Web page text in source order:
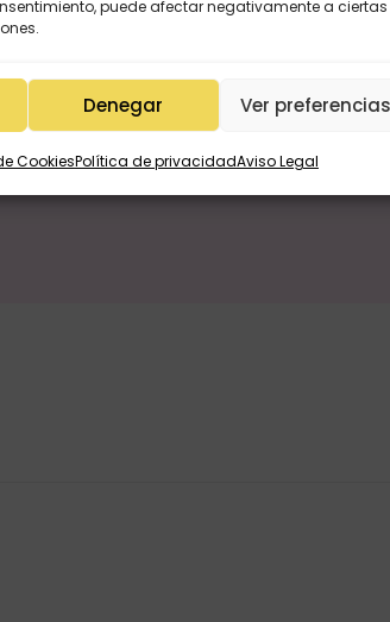
puede afectar negativamente a ciertas
Denegar Ver
CookiesPolítica de privacidadAviso Legal